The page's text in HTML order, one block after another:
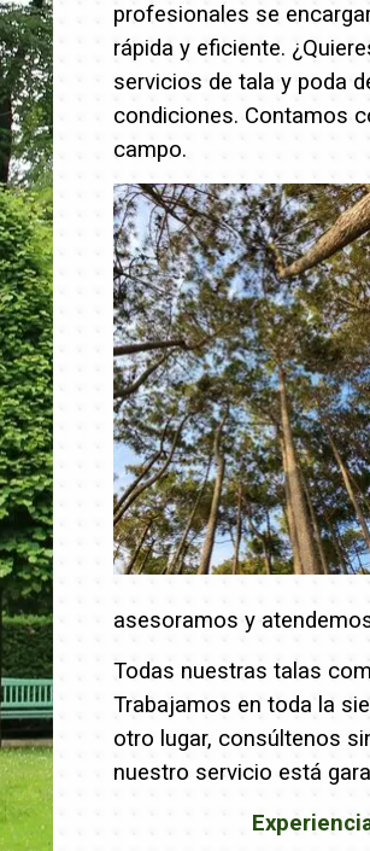
profesionales se
rápida y eficiente.
servicios de tala y poda
condiciones. Contamos
campo.
asesoramos y
Todas nuestras talas
Trabajamos en toda la
otro lugar, consúltenos
nuestro servicio está